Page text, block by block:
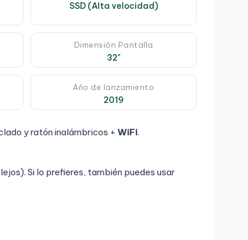
SSD (Alta velocidad)
Dimensión Pantalla
32"
Año de lanzamiento
2019
y ratón inalámbricos + WiFi.
Si lo prefieres, también puedes usar